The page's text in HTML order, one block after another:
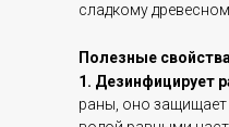
сладкому
Полезные свойства
1. Дезинфицирует
раны, оно защищает